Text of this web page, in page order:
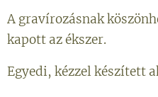
A gravírozásnak
kapott az ékszer.
Egyedi, kézzel készített